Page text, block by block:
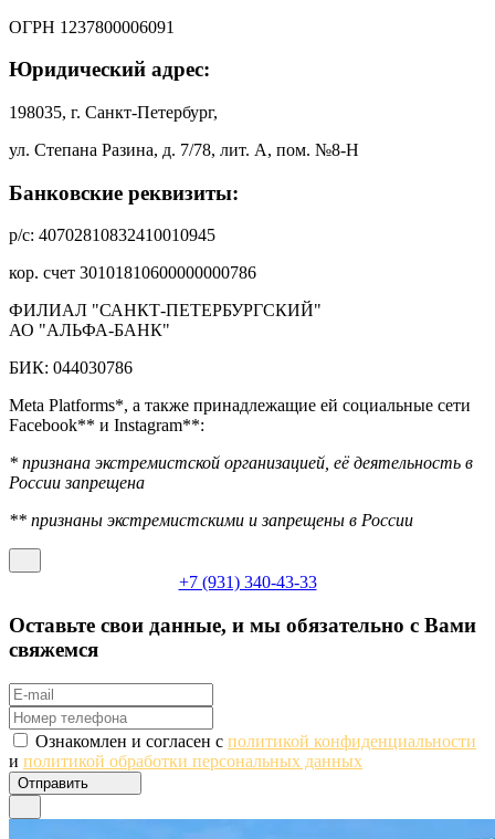
ОГРН 1237800006091
Юридический адрес:
198035, г. Санкт-Петербург,
ул. Степана Разина, д. 7/78, лит. А, пом. №8-Н
Банковские реквизиты:
р/с: 40702810832410010945
кор. счет 30101810600000000786
ФИЛИАЛ "САНКТ-ПЕТЕРБУРГСКИЙ"
АО "АЛЬФА-БАНК"
БИК: 044030786
Meta Platforms*, а также принадлежащие ей социальные сети
Facebook** и Instagram**:
* признана экстремистской организацией, её деятельность в
России запрещена
** признаны экстремистскими и запрещены в России
+7 (931) 340-43-33
Оставьте свои данные, и мы обязательно с Вами
свяжемся
Ознакомлен и согласен с политикой конфиденциальности
и политикой обработки персональных данных
Отправить